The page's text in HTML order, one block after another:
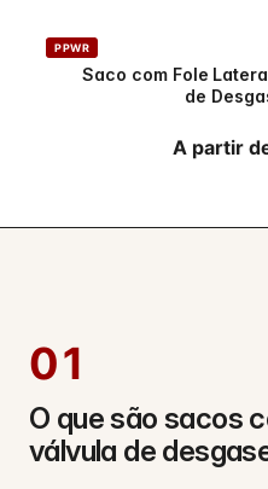
PPWR
Saco com Fole
de
Preço
A partir
01
O que são sacos
válvula de